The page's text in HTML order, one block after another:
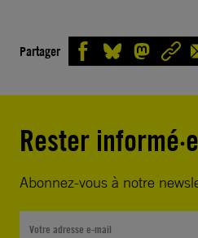
Partager
Rester informé·e
Abonnez-vous à notre